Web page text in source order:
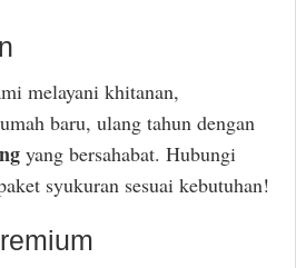
melayani khitanan,
baru, ulang tahun dengan
yang bersahabat. Hubungi
syukuran sesuai kebutuhan!